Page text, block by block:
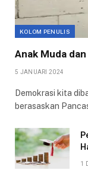
KOLOM PENULIS
Anak Muda
5 JANUARI 2024
Demokrasi kita
berasaskan
1